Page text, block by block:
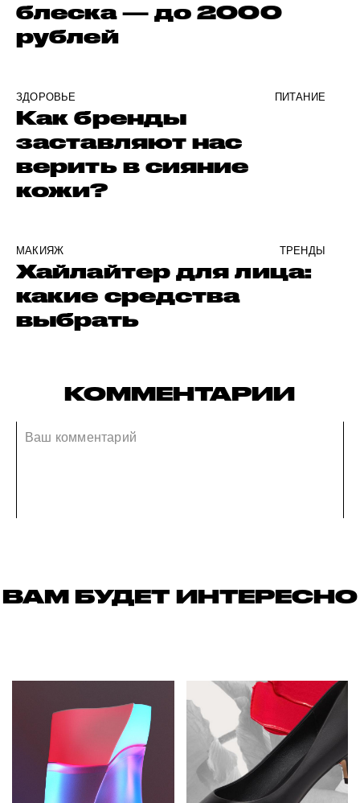
блеска — до 2000
рублей
ЗДОРОВЬЕ ПИТАНИЕ
Как бренды
заставляют нас
верить в сияние
кожи?
МАКИЯЖ ТРЕНДЫ
Хайлайтер для лица:
какие средства
выбрать
КОММЕНТАРИИ
ВАМ БУДЕТ ИНТЕРЕСНО